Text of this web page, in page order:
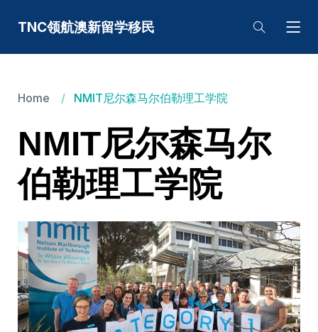
TNC领航澳新留学移民
Home NMIT尼尔森马尔伯勒理工学院
NMIT尼尔森马尔
伯勒理工学院